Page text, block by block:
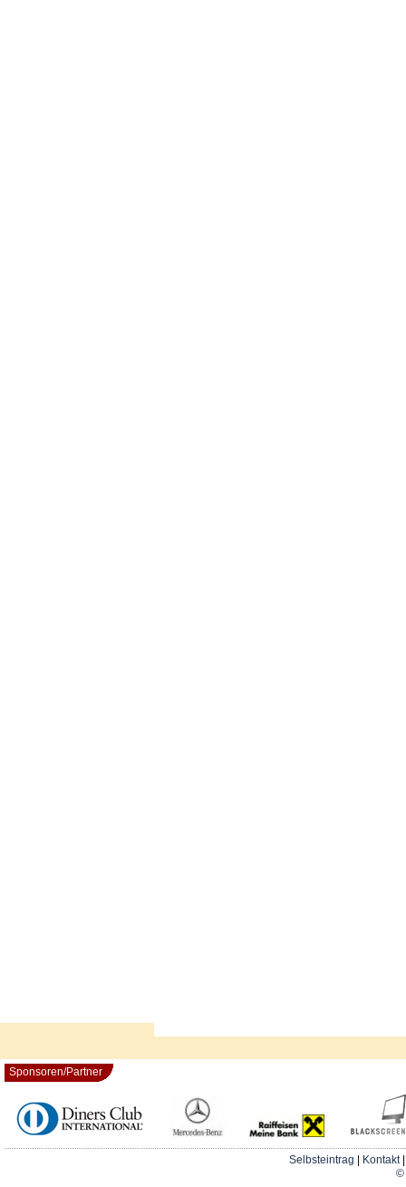
Sponsoren/Partner
Selbsteintrag Kontakt
©